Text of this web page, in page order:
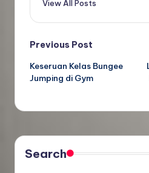
View All Posts
Post
navigation
Previous Post
Keseruan Kelas Bungee
Jumping di Gym
Search